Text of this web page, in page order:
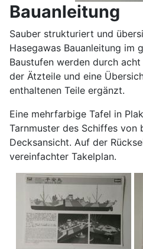
Bauanleitung
Sauber strukturiert und
Hasegawas Bauanleitung im
Baustufen werden durch
der Ätzteile und eine
enthaltenen Teile ergänzt.
Eine mehrfarbige Tafel in
Tarnmuster des Schiffes von
Decksansicht. Auf der
vereinfachter Takelplan.